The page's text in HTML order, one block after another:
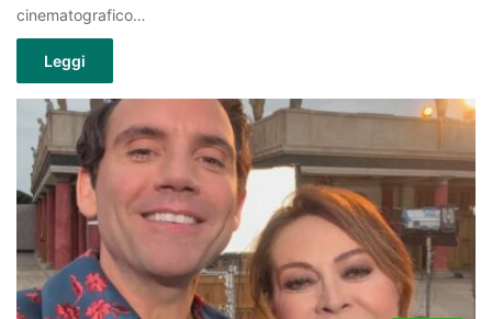
cinematografico…
Leggi